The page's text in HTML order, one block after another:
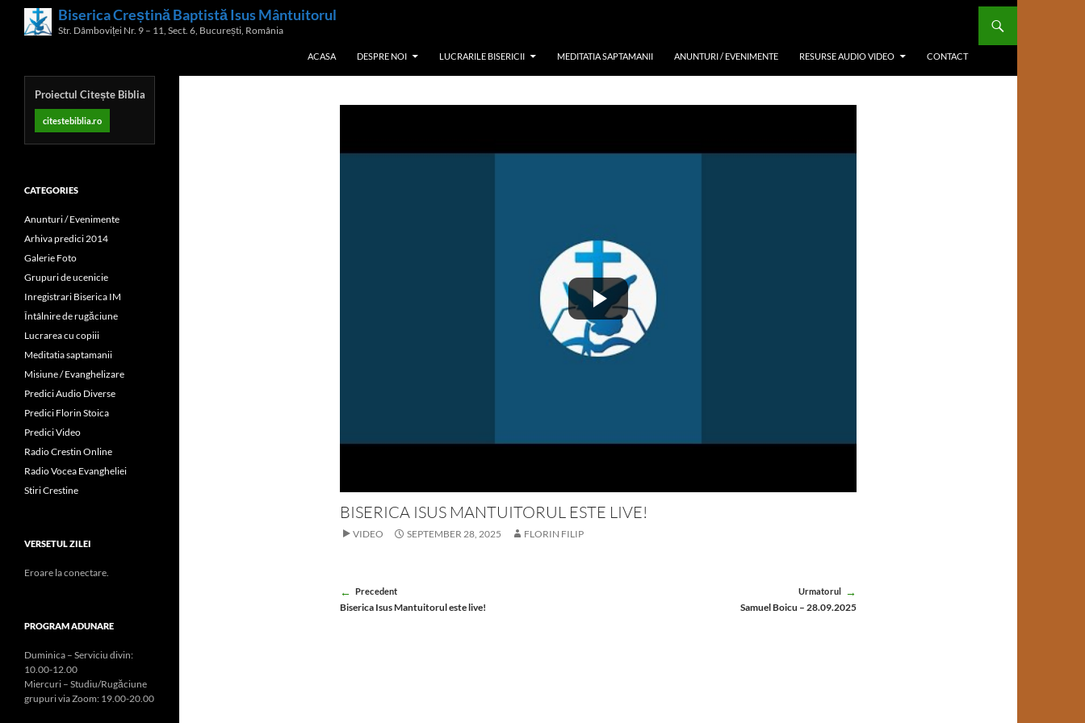
Biserica Creștină Baptistă Isus Mântuitorul
Str. Dâmboviței Nr. 9 – 11, Sect. 6, București, România
Search
ACASA DESPRE NOI LUCRARILE BISERICII MEDITATIA SAPTAMANII ANUNTURI / EVENIMENTE RESURSE AUDIO VIDEO CONTACT
BISERICA ISUS MANTUITORUL ESTE LIVE!
VIDEO SEPTEMBER 28, 2025 FLORIN FILIP
Post
Precedent
Biserica Isus Mantuitorul este live!
Urmatorul
Samuel Boicu – 28.09.2025
Proiectul Citește Biblia
citestebiblia.ro
CATEGORIES
Anunturi / Evenimente
Arhiva predici 2014
Galerie Foto
Grupuri de ucenicie
Inregistrari Biserica IM
Întâlnire de rugăciune
Lucrarea cu copiii
Meditatia saptamanii
Misiune / Evanghelizare
Predici Audio Diverse
Predici Florin Stoica
Predici Video
Radio Crestin Online
Radio Vocea Evangheliei
Stiri Crestine
VERSETUL ZILEI
Eroare la conectare.
PROGRAM ADUNARE
Duminica – Serviciu divin:
10.00-12.00
Miercuri – Studiu/Rugăciune
grupuri via Zoom: 19.00-20.00